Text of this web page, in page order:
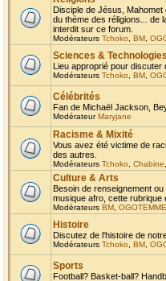
Disciple de Jésus, Mahomet
du thème des réligions... de
interdit sur ce forum.
Modérateurs Tchoko BM
Sciences & Technologies
Lieu approprié pour
Modérateurs Tchoko BM
Célébrités
Fan de Michaël Jackson,
ModérateurMaryjane
Racisme & Mixité
Vous avez été victime de
des autres.
Modérateurs Tchoko Chabine
Culture & Arts
Besoin de renseignement
musique afro, cette rubrique
Modérateurs BM
Histoire
Discutez de l'histoire de
Modérateurs Tchoko BM
Sports
Football? Basket-ball?